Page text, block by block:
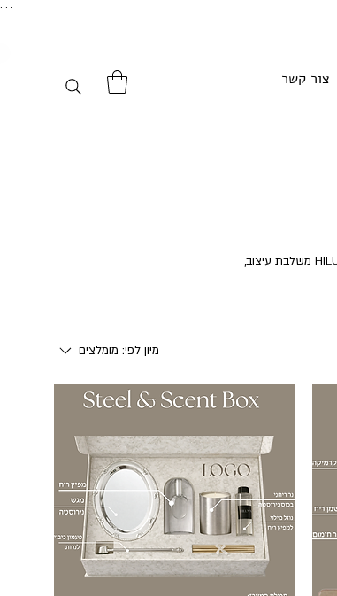
צור קשר
מתנות שממשיכות ללוות את מקבליהן הרבה אחרי רגע ההענקה. קולקציית המארזים העסקיים של HILUNA משלבת עיצוב,
מיון לפי: מומלצים